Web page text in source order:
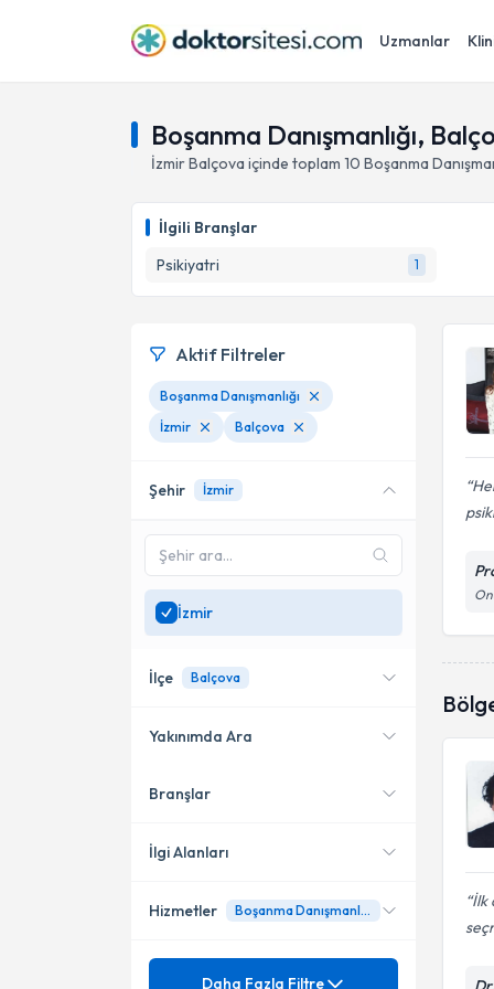
Uzmanlar
Boşanma Danışmanlığı,
İzmirBalçova içinde toplam 10 Boşanma
İlgili Branşlar
Psikiyatri
1
İlk
Aktif Filtreler
Boşanma Danışmanlığı
İzmir
Balçova
Şehir İzmir
İzmir
İlçe Balçova
Karşıyaka
Bayraklı
Yakınımda Ara
Konumuma yakın uzmanları
Branşlar
Psikiyatri
İlgi Alanları
Anksiyete Bozukluğu
Hizmetler Boşanma Danışmanlığı
Mezuniyet
Daha Fazla Filtre